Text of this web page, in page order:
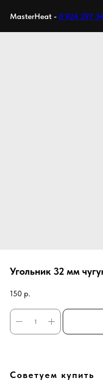
MasterHeat - 8 924 397
Угольник 32 мм
150 р.
Советуем купить